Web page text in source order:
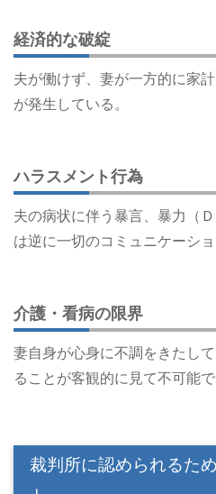
経済的な破綻
夫が働けず、妻が一方的に家
が発生している。
ハラスメント行為
夫の病状に伴う暴言、暴力（
は逆に一切のコミュニケーシ
介護・看病の限界
妻自身が心身に不調をきたし
ることが客観的に見て不可能で
裁判所に認められるた